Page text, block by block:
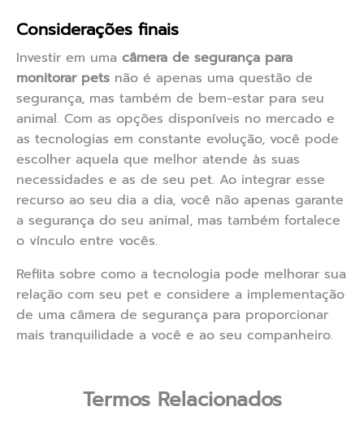
Considerações finais
Investir em uma câmera de segurança para
monitorar pets não é apenas uma questão de
segurança, mas também de bem-estar para seu
animal. Com as opções disponíveis no mercado e
as tecnologias em constante evolução, você pode
escolher aquela que melhor atende às suas
necessidades e as de seu pet. Ao integrar esse
recurso ao seu dia a dia, você não apenas garante
a segurança do seu animal, mas também fortalece
o vínculo entre vocês.
Reflita sobre como a tecnologia pode melhorar sua
relação com seu pet e considere a implementação
de uma câmera de segurança para proporcionar
mais tranquilidade a você e ao seu companheiro.
Termos Relacionados